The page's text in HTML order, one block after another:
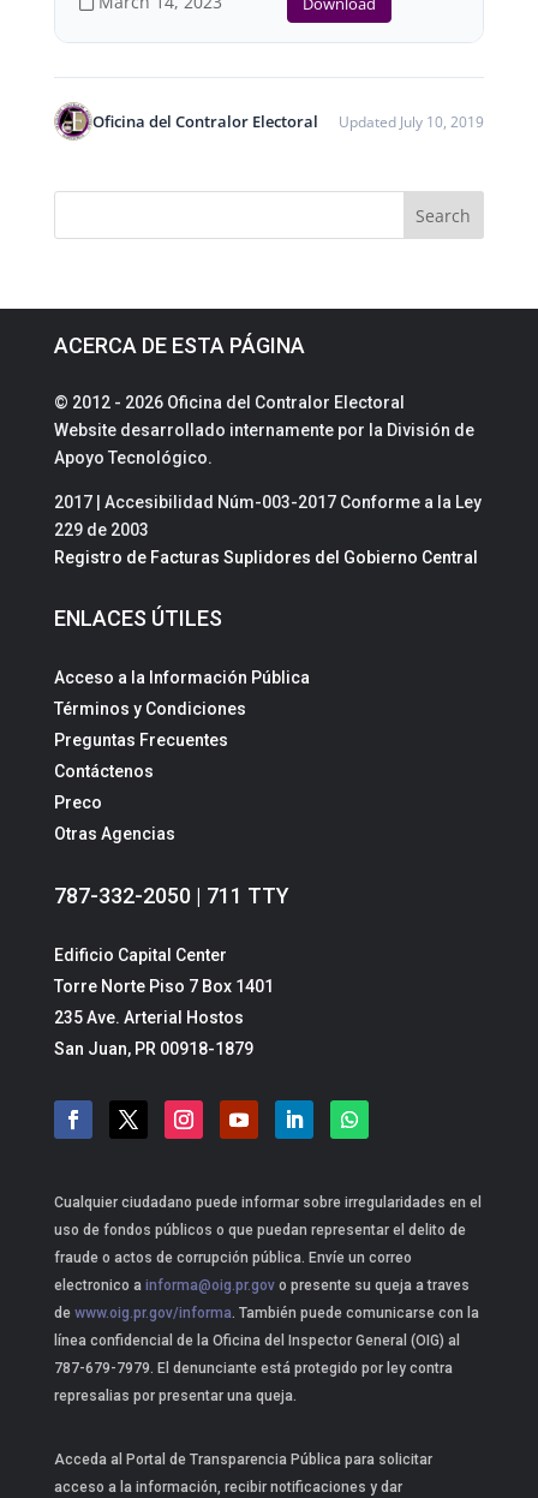
Oficina del Contralor Electoral Updated July 10, 2019
ACERCA DE ESTA PÁGINA
© 2012 - 2026 Oficina del Contralor Electoral
Website desarrollado internamente por la División de
Apoyo Tecnológico.
2017 | Accesibilidad Núm-003-2017 Conforme a la Ley
229 de 2003
Registro de Facturas Suplidores del Gobierno Central
ENLACES ÚTILES
Acceso a la Información Pública
Términos y Condiciones
Preguntas Frecuentes
Contáctenos
Preco
Otras Agencias
787-332-2050 | 711 TTY
Edificio Capital Center
Torre Norte Piso 7 Box 1401
235 Ave. Arterial Hostos
San Juan, PR 00918-1879
Cualquier ciudadano puede informar sobre irregularidades en el
uso de fondos públicos o que puedan representar el delito de
fraude o actos de corrupción pública. Envíe un correo
electronico a informa@oig.pr.govo presente su queja a traves
dewww.oig.pr.gov/informa. También puede comunicarse con la
línea confidencial de la Oficina del Inspector General (OIG) al
787-679-7979. El denunciante está protegido por ley contra
represalias por presentar una queja.
Acceda al Portal de Transparencia Pública para solicitar
acceso a la información, recibir notificaciones y dar